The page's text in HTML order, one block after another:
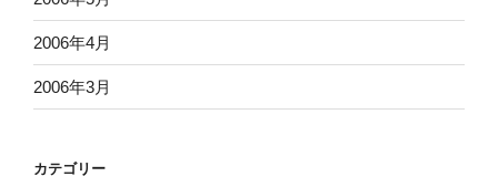
2006年4月
2006年3月
カテゴリー